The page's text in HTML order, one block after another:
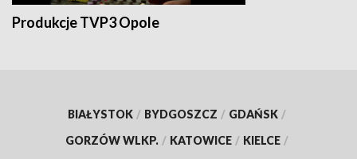
Produkcje TVP3 Opole
BIAŁYSTOK / BYDGOSZCZ / GDAŃSK /
GORZÓW WLKP. / KATOWICE / KIELCE /